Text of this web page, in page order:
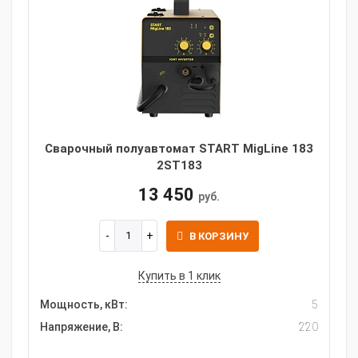
Сварочный полуавтомат START MigLine 183
2ST183
13 450 руб.
В КОРЗИНУ
Купить в 1 клик
Мощность, кВт:
5
Напряжение, В:
220